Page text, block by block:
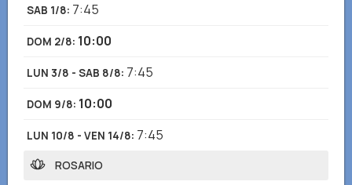
SAB 1/8: 7:45
DOM 2/8: 10:00
LUN 3/8 - SAB 8/8: 7:45
DOM 9/8: 10:00
LUN 10/8 - VEN 14/8: 7:45
ROSARIO